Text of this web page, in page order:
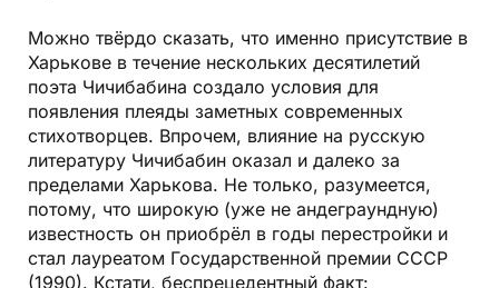
Можно твёрдо сказать, что именно присутствие в
Харькове в течение нескольких десятилетий
поэта Чичибабина создало условия для
появления плеяды заметных современных
стихотворцев. Впрочем, влияние на русскую
литературу Чичибабин оказал и далеко за
пределами Харькова. Не только, разумеется,
потому, что широкую (уже не андеграундную)
известность он приобрёл в годы перестройки и
стал лауреатом Государственной премии СССР
(1990). Кстати, беспрецедентный факт: